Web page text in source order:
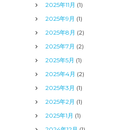
2025年11月 (1)
2025年9月 (1)
2025年8月 (2)
2025年7月 (2)
2025年5月 (1)
2025年4月 (2)
2025年3月 (1)
2025年2月 (1)
2025年1月 (1)